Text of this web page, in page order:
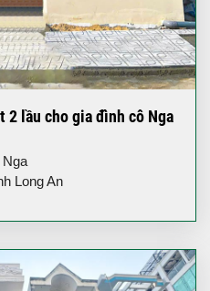
lầu cho gia đình cô Nga
Long An